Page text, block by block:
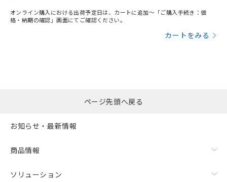
オンライン購入における出荷予定日は、カートに追加～「ご購入手続き：価
格・納期の確認」画面にてご確認ください。
カートをみる
ページ先頭へ戻る
お知らせ・最新情報
商品情報
ソリューション